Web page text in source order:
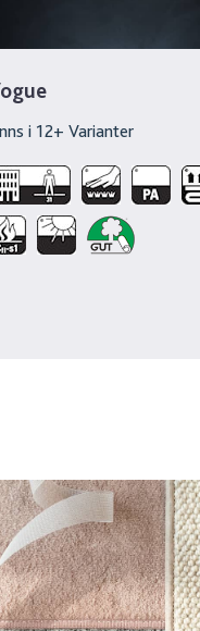
i 12+ Varianter